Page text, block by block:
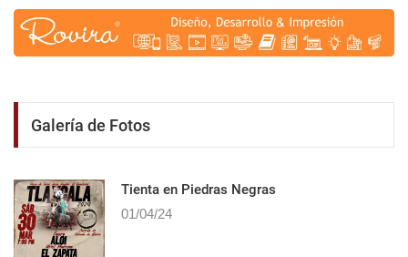
Galería de Fotos
01/04/24